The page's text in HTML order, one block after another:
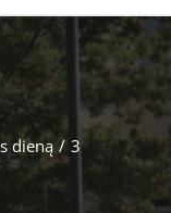
dieną / 3